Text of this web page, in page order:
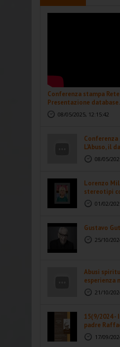
Conferenza stampa Rete
Presentazione
08/05/2025, 12:15:42
Conferenza
L'Abuso, il
abusi...
08/05/
Lorenzo
stereotipi
01/02/
Gustavo
25/10/
Abusi
esperienza
21/10/
15(9/2024 -
padre
17/09/